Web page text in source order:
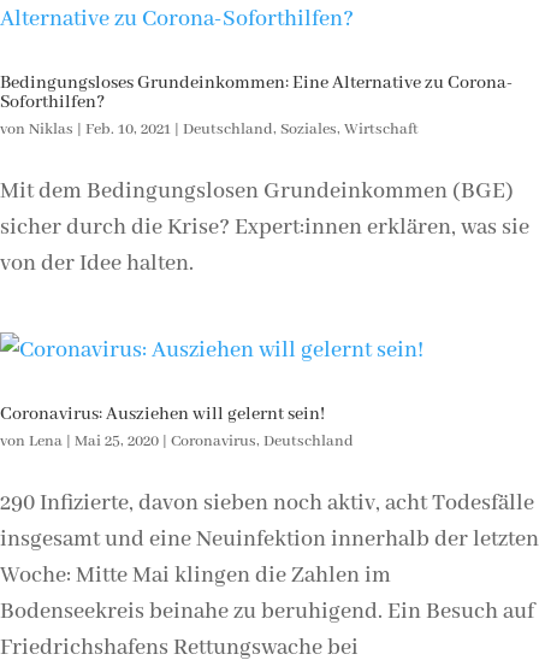
Bedingungsloses Grundeinkommen: Eine Alternative zu Corona-
Soforthilfen?
von Niklas | Feb. 10, 2021 | Deutschland, Soziales, Wirtschaft
Mit dem Bedingungslosen Grundeinkommen (BGE)
sicher durch die Krise? Expert:innen erklären, was sie
von der Idee halten.
Coronavirus: Ausziehen will gelernt sein!
von Lena | Mai 25, 2020 | Coronavirus, Deutschland
290 Infizierte, davon sieben noch aktiv, acht Todesfälle
insgesamt und eine Neuinfektion innerhalb der letzten
Woche: Mitte Mai klingen die Zahlen im
Bodenseekreis beinahe zu beruhigend. Ein Besuch auf
Friedrichshafens Rettungswache bei